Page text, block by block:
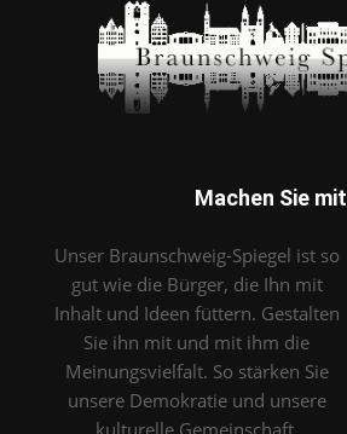
Machen Sie mit
Unser Braunschweig-Spiegel ist so
gut wie die Bürger, die Ihn mit
Inhalt und Ideen füttern. Gestalten
Sie ihn mit und mit ihm die
Meinungsvielfalt. So stärken Sie
unsere Demokratie und unsere